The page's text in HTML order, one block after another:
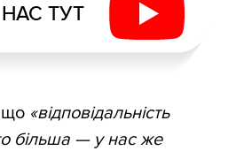
ТУТ
що «відповідальність
більша — у нас же